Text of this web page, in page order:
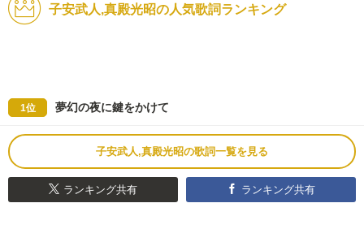
子安武人,真殿光昭の人気歌詞ランキング
1位 夢幻の夜に鍵をかけて
子安武人,真殿光昭の歌詞一覧を見る
ランキング共有 ランキング共有